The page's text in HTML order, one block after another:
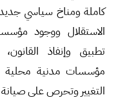
كاملة ومناخ سياسي
الاستقلال ووجود
تطبيق وإنفاذ
مؤسسات مدنية محلية
التغيير وتحرص على